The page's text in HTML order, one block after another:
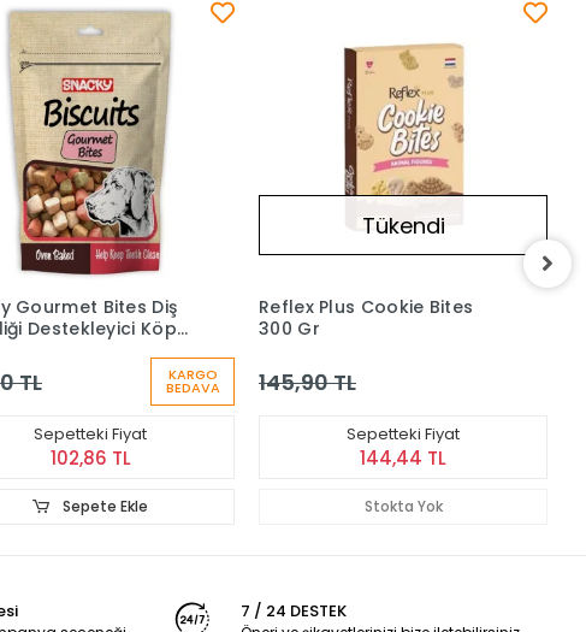
Tükendi
Plus Cookie Bites
TL
Sepetteki Fiyat
144,44 TL
Stokta Yok
Tükendi
Snacky Lover Mix Diş
Temizliği Destekleyici Köpek
103,90 TL
Sepetteki Fiyat
102,86 TL
Stokta Yok
7 / 24 DESTEK